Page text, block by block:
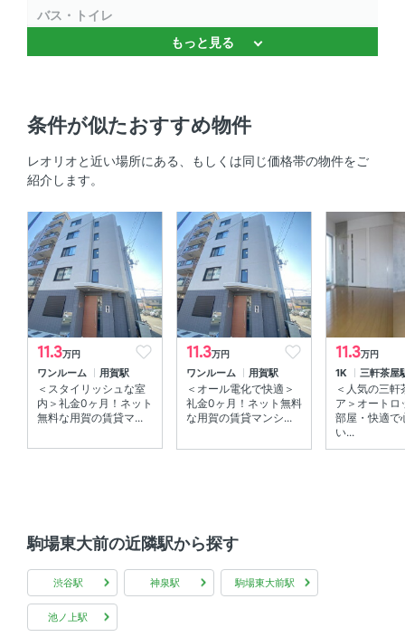
バス・トイレ
バストイレ別 、 独立洗面台 、 浴室乾燥機 、 温水洗浄便
、 コンロ2口以上
オートロック 、 ＴＶモニタ付きインターホン 、 防犯カメ
ラ
室内設備
室内洗濯機置場 、 エアコン
部屋の特徴
角部屋 、 全居室フローリング
共用部
インターネット無料 、 デザイナーズ
もっと見る
条件が似たおすすめ物件
レオリオと近い場所にある、もしくは同じ価格帯の物件をご
紹介します。
11.3万円
ワンルーム 用賀駅
＜スタイリッシュな室
内＞礼金0ヶ月！ネット
無料な用賀の賃貸マ...
11.3万円
ワンルーム 用賀駅
＜オール電化で快適＞
礼金0ヶ月！ネット無料
な用賀の賃貸マンシ...
11.3万円
1K 三軒茶屋
＜人気の三軒
ア＞オートロ
部屋・快適で
い...
駒場東大前の近隣駅から探す
渋谷駅 神泉駅 駒場東大前駅
池ノ上駅